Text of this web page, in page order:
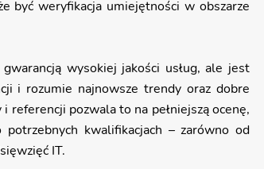
wysokiej jakości usług, ale jest
i rozumie najnowsze trendy oraz dobre
referencji pozwala to na pełniejszą ocenę,
kwalifikacjach – zarówno od
IT.